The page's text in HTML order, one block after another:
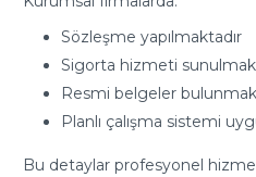
Sözleşme yapılmaktadır
Sigorta hizmeti
Resmi belgeler
Planlı çalışma sistemi
Bu detaylar profesyonel